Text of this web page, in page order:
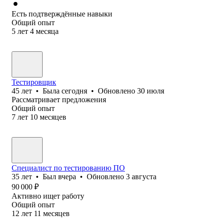
Есть подтверждённые навыки
Общий опыт
5 лет 4 месяца
Тестировщик
45 лет • Была сегодня • Обновлено 30 июля
Рассматривает предложения
Общий опыт
7 лет 10 месяцев
Специалист по тестированию ПО
35 лет • Был вчера • Обновлено 3 августа
90 000 ₽
Активно ищет работу
Общий опыт
12 лет 11 месяцев